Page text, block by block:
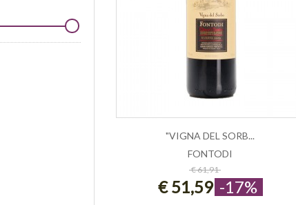
ESAURITO
"VIGNA DEL SORB...
FONTODI
€ 61,91
€ 51,59 -17%